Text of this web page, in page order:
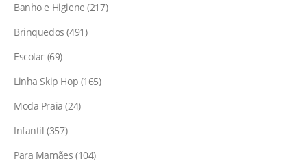
Banho e Higiene 217
Brinquedos 491
Escolar 69
Linha Skip Hop 165
Moda Praia 24
Infantil 357
Para Mamães 104